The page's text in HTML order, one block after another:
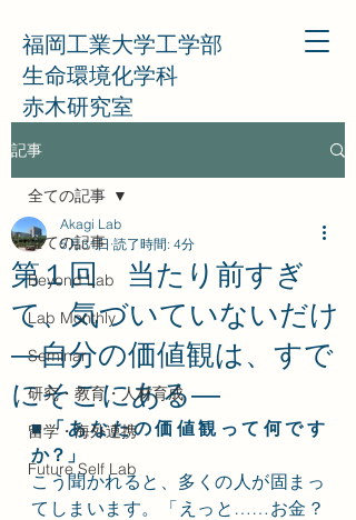
福岡工業大学工学部
生命環境化学科
赤木研究室
記事
全ての記事
Beyond Lab
Lab Monthly
Seminar
研究・教育・人材育成
留学・海外連携
Future Self Lab
全ての記事
第１回 当たり前すぎ
て、気づいていないだけ
―自分の価値観は、すで
にそこにある―
Akagi Lab
5月31日 読了時間: 4分
■「あなたの価値観って何です
か？」
こう聞かれると、多くの人が固まっ
てしまいます。「えっと……お金？